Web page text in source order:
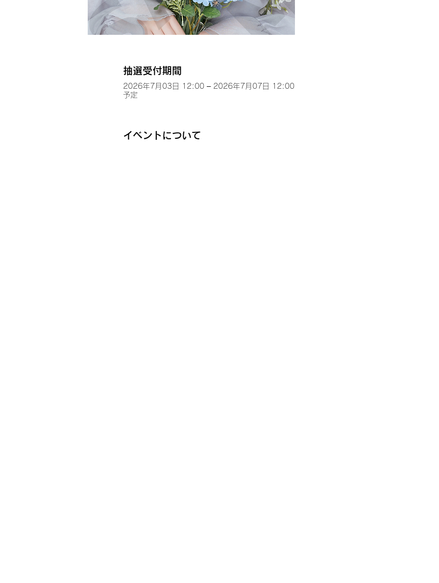
抽選受付期間
2026年7月03日 12:00 – 2026年7月07日 12:00
予定
イベントについて